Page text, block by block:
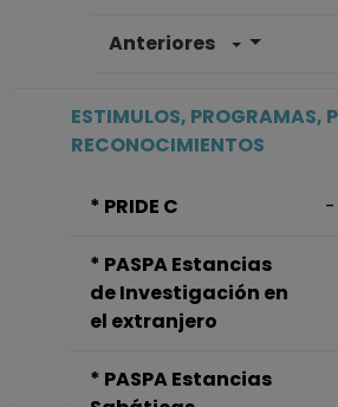
Anteriores
ESTIMULOS, PROGRAMAS,
RECONOCIMIENTOS
* PRIDE C -
* PASPA Estancias
de Investigación en
el extranjero
* PASPA Estancias